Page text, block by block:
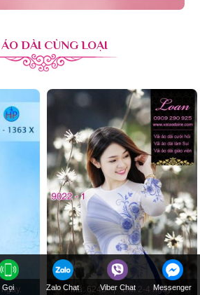
Gọi Zalo Chat Viber Chat Messenger
DÀI CÙNG LOẠI
ngày. Mã: 6248 | Đặt 2-4 ngày.